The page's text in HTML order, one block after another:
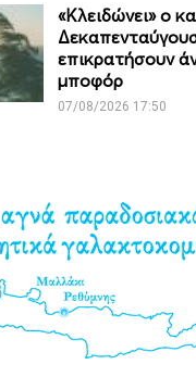
«Κλειδώνει» ο
επικρατήσουν
μποφόρ
07/08/2026 17:50